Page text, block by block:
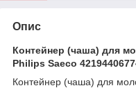
Опис
Контейнер (чаша) для
Philips Saeco
Контейнер (чаша) для